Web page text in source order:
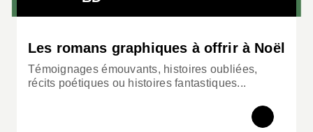
Les romans graphiques à offrir à Noël
Témoignages émouvants, histoires oubliées,
récits poétiques ou histoires fantastiques...